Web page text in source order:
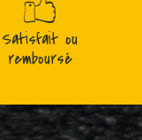
Satisfait ou
remboursé